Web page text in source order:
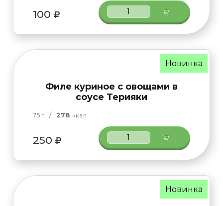
100
Новинка
Филе куриное с овощами в
соусе Терияки
75 г / 278 ккал
250
Новинка